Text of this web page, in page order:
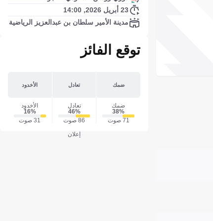
23 أبريل 2026, 14:00
مدينة الأمير سلطان بن عبدالعزيز الرياضية
توقع الفائز
ضمك تعادل الأخدود
ضمك
38‎%‎
71 صوت
تعادل
46‎%‎
86 صوت
الأخدود
16‎%‎
31 صوت
إعلان